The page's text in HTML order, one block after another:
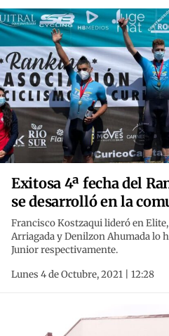
Exitosa 4ª fecha del
se desarrolló en la
Francisco Kostzaqui lideró en
Arriagada y Denilzon Ahumada lo
Junior respectivamente.
Lunes 4 de Octubre, 2021 | 12:28